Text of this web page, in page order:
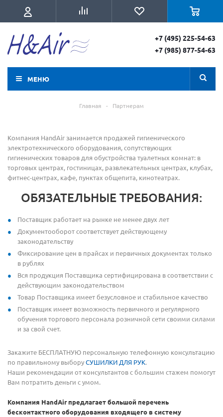
+7 (495) 225-54-63
+7 (985) 877-54-63
МЕНЮ
Главная - Партнерам
Компания HandAir занимается продажей гигиенического
электротехнического оборудования, сопутствующих
гигиенических товаров для обустройства туалетных комнат: в
торговых центрах, гостиницах, развлекательных центрах, клубах,
фитнес-центрах, кафе, пунктах общепита, кинотеатрах.
ОБЯЗАТЕЛЬНЫЕ ТРЕБОВАНИЯ:
Поставщик работает на рынке не менее двух лет
Документооборот соответствует действующему
законодательству
Фиксирование цен в прайсах и первичных документах только
в рублях
Вся продукция Поставщика сертифицирована в соответствии с
действующим законодательством
Товар Поставщика имеет безусловное и стабильное качество
Поставщик имеет возможность первичного и регулярного
обучения торгового персонала розничной сети своими силами
и за свой счет.
Закажите БЕСПЛАТНУЮ персональную телефонную консультацию
по правильному выборуСУШИЛКИ ДЛЯ РУК.
Наши рекомендации от консультантов с большим стажем помогут
Вам потратить деньги с умом.
Компания HandAir предлагает большой перечень
бесконтактного оборудования входящего в систему